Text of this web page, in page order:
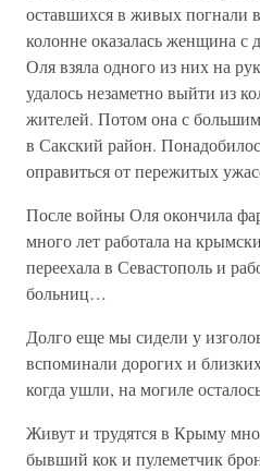
оставшихся в живых погнали
колонне оказалась женщина с
Оля взяла одного из них на
удалось незаметно выйти из
жителей. Потом она с
в Сакский район.
оправиться от пережитых
После войны Оля окончила
много лет работала на
переехала в Севастополь и
больниц…
Долго еще мы сидели у
вспоминали дорогих и
когда ушли, на могиле
Живут и трудятся в Крыму
бывший кок и пулеметчик